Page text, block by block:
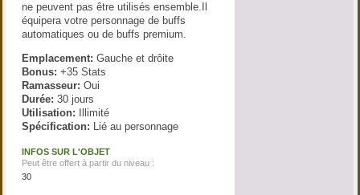
ne peuvent pas être utilisés ensemble.Il
équipera votre personnage de buffs
automatiques ou de buffs premium.
Emplacement: Gauche et drôite
Bonus: +35 Stats
Ramasseur: Oui
Durée: 30 jours
Utilisation: Illimité
Spécification: Lié au personnage
INFOS SUR L'OBJET
Peut être offert à partir du niveau :
30